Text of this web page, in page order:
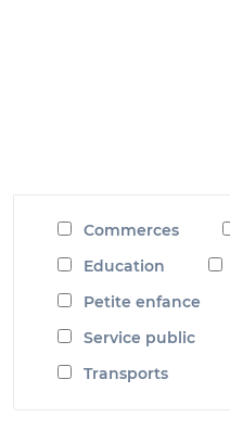
Commerces
Education
Petite enfance
Service public
Transports